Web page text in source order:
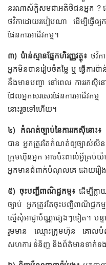
នរណាស័ក្ដិសមជាអតិថិជនអ្នក ? ត
ថវិកាដោយរបៀបណា ដើម្បីធ្វើឲ្យ
ផែនការ​អាជីវកម្ម។
៣) ប៉ាន់ស្មានផ្នែកហិរញ្ញវត្ថុ៖ ថវិក
អ្នកមិនបានរៀបចំតម្លៃ ឬ ធ្វើការ
នឹងមានបញ្ហា នៅពេល ការរកស៊ីន
ដែល​អ្នក​សរសេរ​ផែនការ​អាជីវក
នោះ​រួច​ទៅ​ហើយ។
៤) កំណត់ច្បាប់នៃការរកស៊ីនោះ៖
បាន អ្នកត្រូវតែកំណត់ឲ្យច្បាស់សិន
ក្រុមហ៊ុនអ្នក អាចប៉ះពាល់អ្វីគ្រប់
អ្នកមានជំពាក់បំណុលគេ ដោយរឿ
៥) ចុះ​បញ្ជី​ពាណិជ្ជកម្ម៖ដើម្បីក្ល
ច្បាប់ អ្នកត្រូវតែចុះបញ្ជី​ពាណិជ្
ស្នើសុំ​អាជ្ញាប័ណ្ណ​ផ្សេងៗទៀត។ ប
រួមមាន ឈ្មោះក្រុមហ៊ុន គោលបំ
សហការ ទំនិញ និងព័ត៌មានទាក់ទ